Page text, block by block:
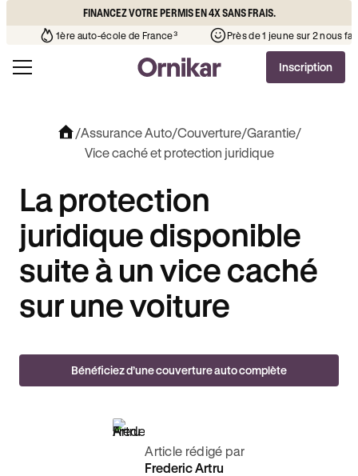
FINANCEZ VOTRE PERMIS EN 4X SANS FRAIS.
école de votre quartier¹ 1ère auto-école de France³
Inscription
/Assurance Auto/Couverture/Garantie/
Vice caché et protection juridique
La protection
juridique disponible
suite à un vice caché
sur une voiture
Bénéficiez d’une couverture auto complète
Article rédigé par
Frederic Artru